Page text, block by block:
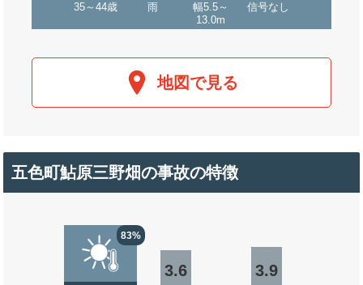
35～44歳 雨
幅5.5～
13.0m
信号なし
地図で見る
五色町鮎原三野畑の事故の特徴
83%
3.6 3.9